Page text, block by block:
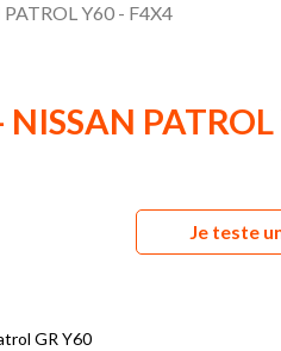
Y60 - F4X4
GR Y60
Je teste